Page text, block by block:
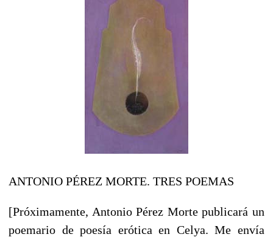
ANTONIO PÉREZ MORTE. TRES POEMAS
[Próximamente, Antonio Pérez Morte publicará un
poemario de poesía erótica en Celya. Me envía